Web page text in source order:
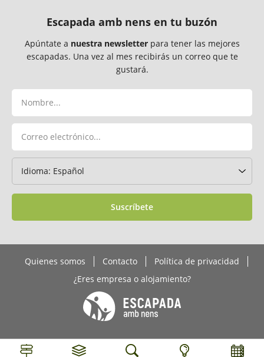
Escapada amb nens en tu buzón
Apúntate a nuestra newsletterpara tener las mejores
escapadas. Una vez al mes recibirás un correo que te
gustará.
Suscríbete
Quienes somos Contacto
Política de privacidad
¿Eres empresa o alojamiento?